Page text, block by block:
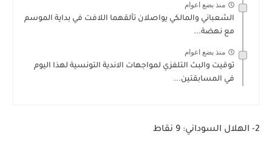
منذ بضع اعوام
الشعباني والمالكي يواصلان تألقهما اللافت في بداية الموسم
مع نهضة...
منذ بضع اعوام
توقيت والبث التلفزي لمواجهات الاندية التونسية لهذا اليوم
في المسابقتين...
2- الهلال السوداني: 9 نقاط